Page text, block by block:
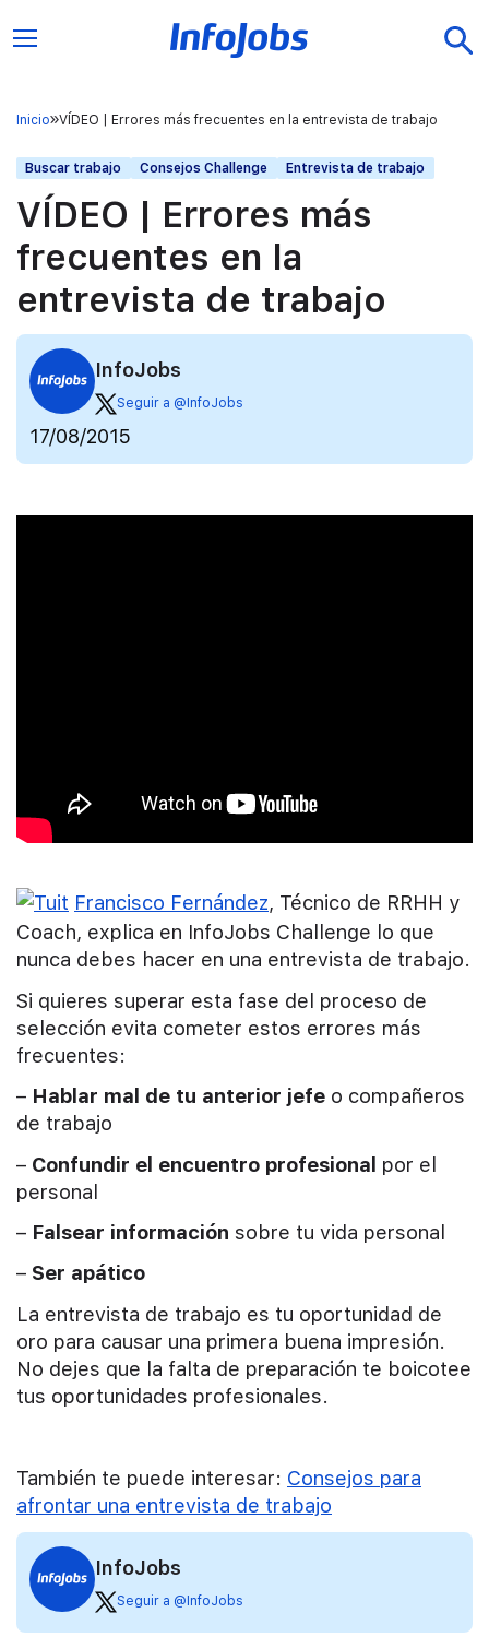
Inicio VÍDEO | Errores más frecuentes en la entrevista de trabajo
Buscar trabajo Consejos Challenge Entrevista de trabajo
VÍDEO | Errores más
frecuentes en la
entrevista de trabajo
InfoJobs
Seguir a @InfoJobs
17/08/2015
Francisco Fernández, Técnico de RRHH y
Coach, explica en InfoJobs Challenge lo que
nunca debes hacer en una entrevista de trabajo.
Si quieres superar esta fase del proceso de
selección evita cometer estos errores más
frecuentes:
– Hablar mal de tu anterior jefe o compañeros
de trabajo
– Confundir el encuentro profesional por el
personal
– Falsear información sobre tu vida personal
– Ser apático
La entrevista de trabajo es tu oportunidad de
oro para causar una primera buena impresión.
No dejes que la falta de preparación te boicotee
tus oportunidades profesionales.
También te puede interesar: Consejos para
afrontar una entrevista de trabajo
InfoJobs
Seguir a @InfoJobs